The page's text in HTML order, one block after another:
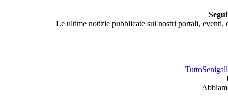
Le ultime notizie pubblicate sui nostri portali,